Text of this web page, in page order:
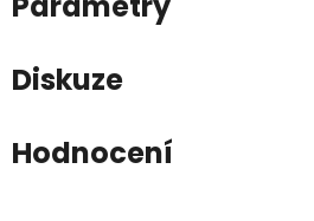
Diskuze
Hodnocení